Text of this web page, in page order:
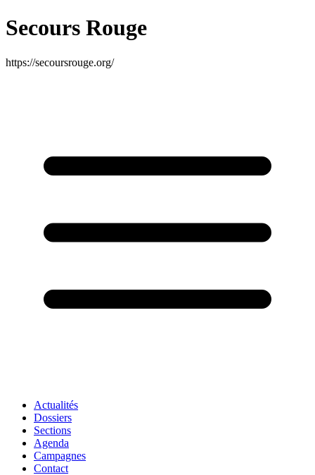
Secours Rouge
https://secoursrouge.org/
Actualités
Dossiers
Sections
Agenda
Campagnes
Contact